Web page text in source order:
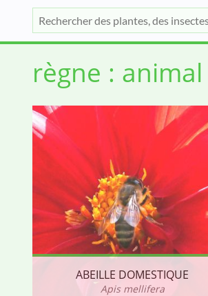
règne : animal
ABEILLE DOMESTIQUE
Apis mellifera